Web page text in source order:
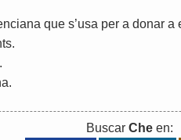
que s’usa per a donar a
.
.
.
Buscar Cheen: